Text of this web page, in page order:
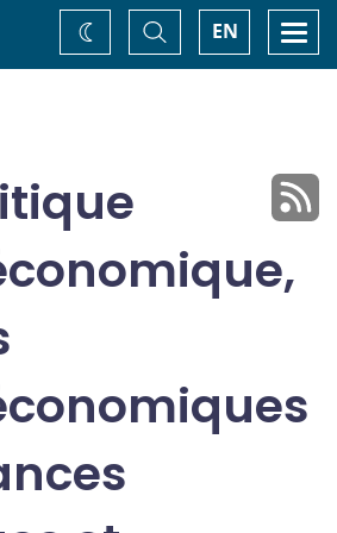
EN
Basculer
la
recherche
Changez
de